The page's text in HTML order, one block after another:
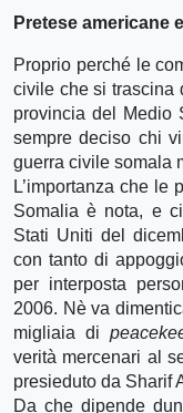
Pretese americane
Proprio perché le
civile che si trascina
provincia del Medio
sempre deciso chi
guerra civile somala
L’importanza che le
Somalia è nota, e
Stati Uniti del
con tanto di
per interposta
2006. Nè va
migliaia di
verità mercenari al
presieduto da Sharif
Da che dipende